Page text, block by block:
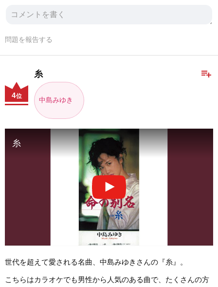
問題を報告する
playlist_add
糸
中島みゆき
4位
糸
世代を超えて愛される名曲、中島みゆきさんの『糸』。
こちらはカラオケでも男性から人気のある曲で、たくさんの方